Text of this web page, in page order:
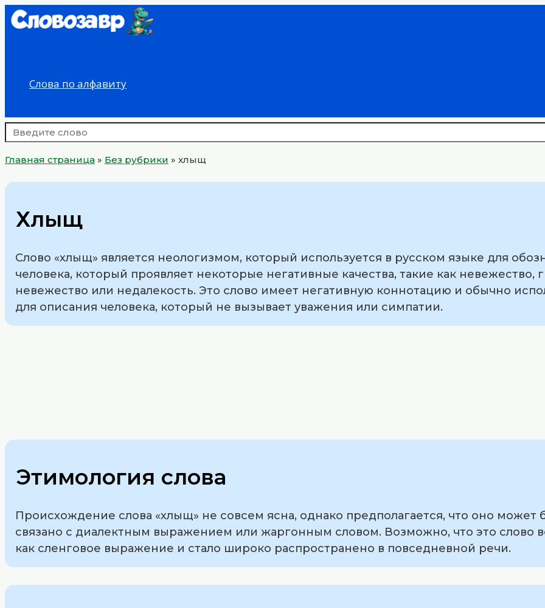
Перейти
Слова по алфавиту
Главная страница » Без рубрики » хлыщ
Хлыщ
Слово «хлыщ» является неологизмом, который используется в русском языке для
человека, который проявляет некоторые негативные качества, такие как невежество,
невежество или недалекость. Это слово имеет негативную коннотацию и обычно
для описания человека, который не вызывает уважения или симпатии.
Этимология слова
Происхождение слова «хлыщ» не совсем ясна, однако предполагается, что оно может
связано с диалектным выражением или жаргонным словом. Возможно, что это слово
как сленговое выражение и стало широко распространено в повседневной речи.